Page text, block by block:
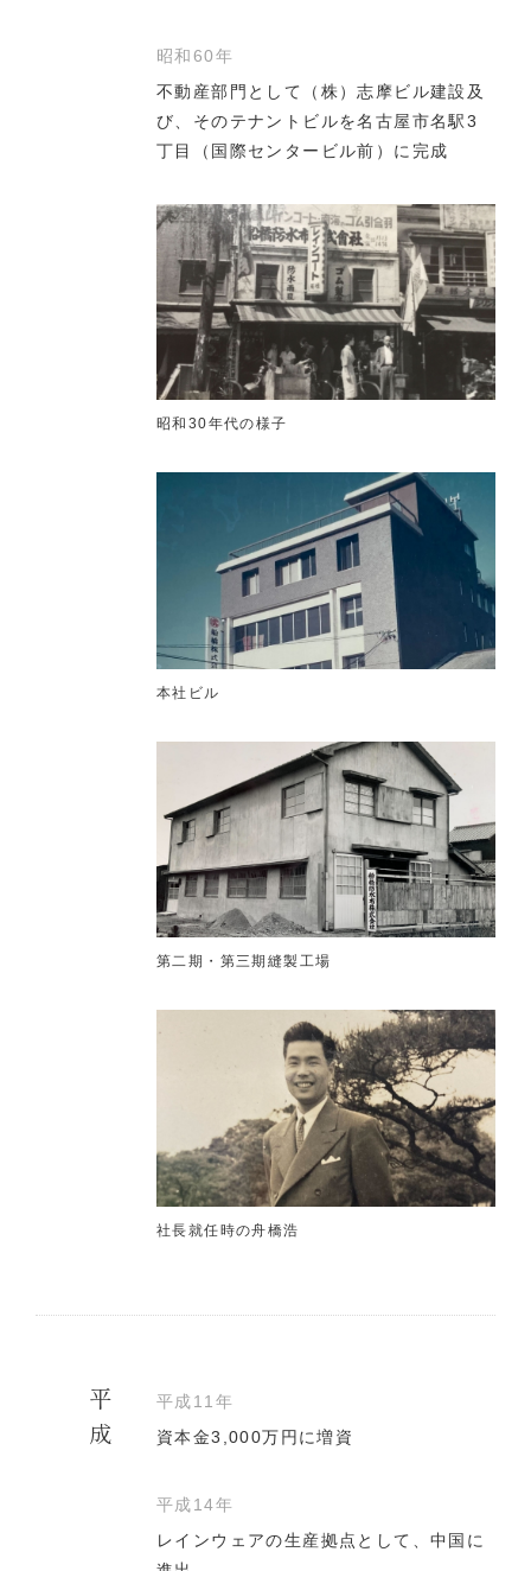
昭和60年
不動産部門として（株）志摩ビル建設及
び、そのテナントビルを名古屋市名駅3
丁目（国際センタービル前）に完成
昭和30年代の様子
本社ビル
第二期・第三期縫製工場
社長就任時の舟橋浩
平成
平成11年
資本金3,000万円に増資
平成14年
レインウェアの生産拠点として、中国に